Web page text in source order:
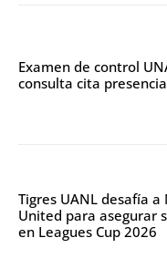
Examen de control
consulta cita
Tigres UANL desafía
United para asegurar
en Leagues Cup 2026